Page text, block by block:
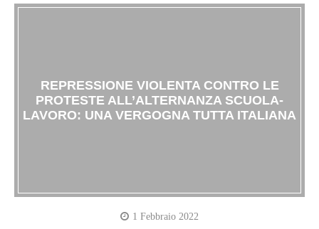
REPRESSIONE VIOLENTA CONTRO LE
PROTESTE ALL’ALTERNANZA SCUOLA-
LAVORO: UNA VERGOGNA TUTTA ITALIANA
1 Febbraio 2022